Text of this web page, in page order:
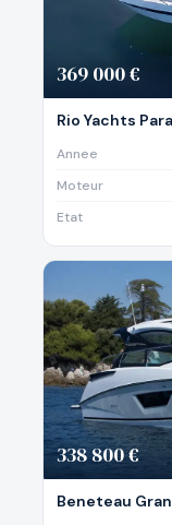
369 000 €
Rio Yachts
Annee
Moteur
Etat
338 800 €
Beneteau